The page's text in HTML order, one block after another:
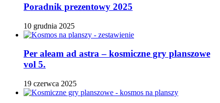
Poradnik prezentowy 2025
10 grudnia 2025
Per aleam ad astra – kosmiczne gry planszowe
vol 5.
19 czerwca 2025